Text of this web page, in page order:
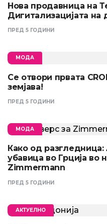
Нова продавница на
Дигитализацијата на
ПРЕД 5 ГОДИНИ
МОДА
Се отвори првата
земјава!
ПРЕД 5 ГОДИНИ
МОДА
Како од
убавица во Грција во
Zimmermann
ПРЕД 5 ГОДИНИ
АКТУЕЛНО